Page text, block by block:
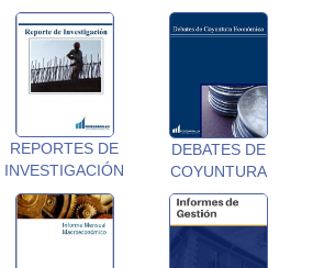
REPORTES DE
INVESTIGACIÓN
DEBATES DE
COYUNTURA